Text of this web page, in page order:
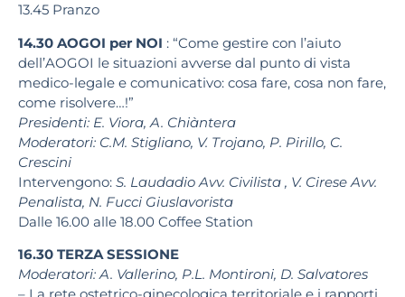
13.45 Pranzo
14.30 AOGOI per NOI : “Come gestire con l’aiuto
dell’AOGOI le situazioni avverse dal punto di vista
medico-legale e comunicativo: cosa fare, cosa non fare,
come risolvere…!”
Presidenti: E. Viora, A. Chiàntera
Moderatori: C.M. Stigliano, V. Trojano, P. Pirillo, C.
Crescini
Intervengono: S. LaudadioAvv. Civilista , V. CireseAvv.
Penalista, N. Fucci Giuslavorista
Dalle 16.00 alle 18.00 Coffee Station
16.30 TERZA SESSIONE
Moderatori:A. Vallerino, P.L. Montironi, D. Salvatores